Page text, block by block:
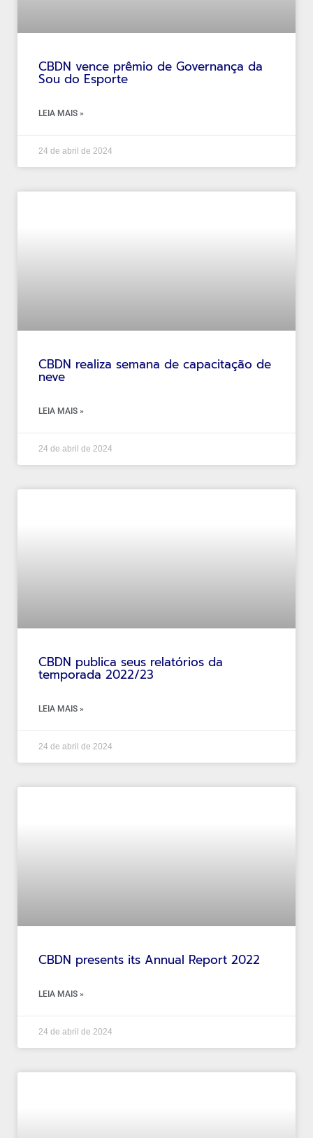
CBDN vence prêmio de Governança da
Sou do Esporte
LEIA MAIS »
24 de abril de 2024
CBDN realiza semana de capacitação de
neve
LEIA MAIS »
24 de abril de 2024
CBDN publica seus relatórios da
temporada 2022/23
LEIA MAIS »
24 de abril de 2024
CBDN presents its Annual Report 2022
LEIA MAIS »
24 de abril de 2024